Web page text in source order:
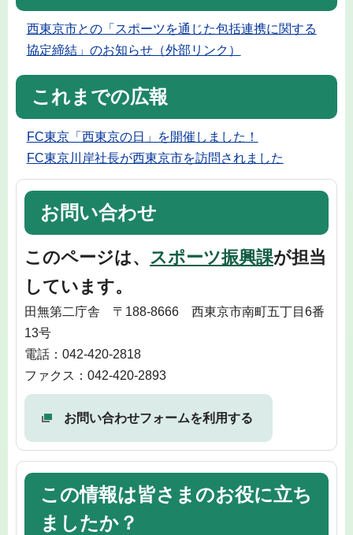
西東京市との「スポーツを通じた包括連携に関する
協定締結」のお知らせ（外部リンク）
これまでの広報
FC東京「西東京の日」を開催しました！
FC東京川岸社長が西東京市を訪問されました
お問い合わせ
このページは、 スポーツ振興課が担当
しています。
田無第二庁舎 〒188-8666 西東京市南町五丁目6番
13号
電話：042-420-2818
ファクス：042-420-2893
お問い合わせフォームを利用する
この情報は皆さまのお役に立ち
ましたか？